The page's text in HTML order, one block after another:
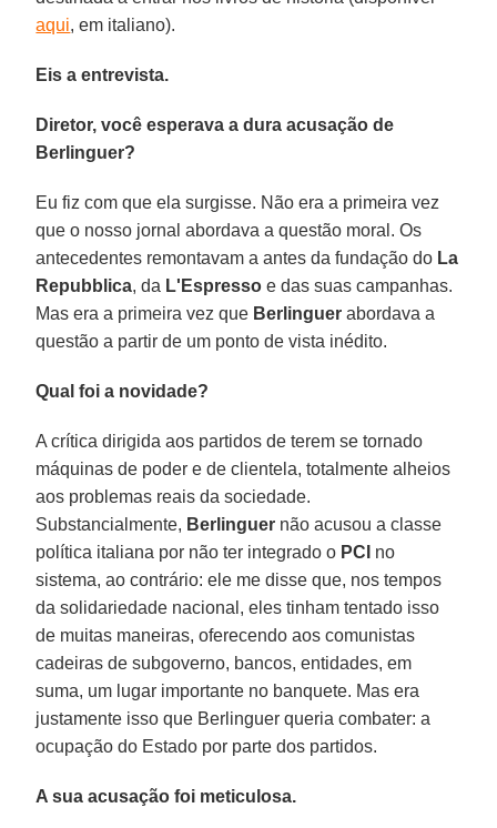
aqui, em italiano).
Eis a entrevista.
Diretor, você esperava a dura acusação de
Berlinguer?
Eu fiz com que ela surgisse. Não era a primeira vez
que o nosso jornal abordava a questão moral. Os
antecedentes remontavam a antes da fundação do La
Repubblica, da L'Espresso e das suas campanhas.
Mas era a primeira vez que Berlinguer abordava a
questão a partir de um ponto de vista inédito.
Qual foi a novidade?
A crítica dirigida aos partidos de terem se tornado
máquinas de poder e de clientela, totalmente alheios
aos problemas reais da sociedade.
Substancialmente, Berlinguer não acusou a classe
política italiana por não ter integrado o PCI no
sistema, ao contrário: ele me disse que, nos tempos
da solidariedade nacional, eles tinham tentado isso
de muitas maneiras, oferecendo aos comunistas
cadeiras de subgoverno, bancos, entidades, em
suma, um lugar importante no banquete. Mas era
justamente isso que Berlinguer queria combater: a
ocupação do Estado por parte dos partidos.
A sua acusação foi meticulosa.